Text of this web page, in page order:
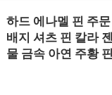
하드 에나멜 핀 주
배지 셔츠 핀 칼라
물 금속 아연 주황